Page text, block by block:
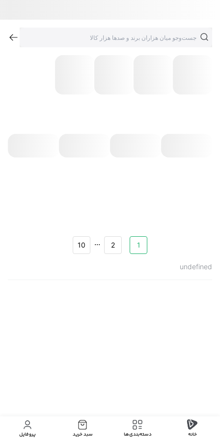
1
2
...
10
undefined
خانه دسته‌بندی‌‌ها سبد خرید پروفایل